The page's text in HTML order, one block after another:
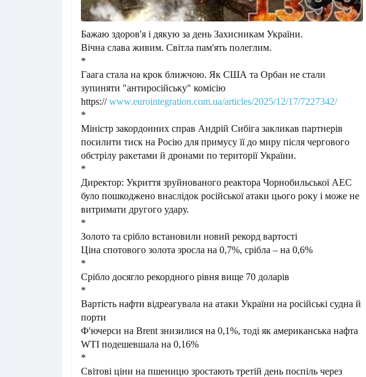
Бажаю здоров'я і дякую за день Захисникам України.
Вічна слава живим. Світла пам'ять полеглим.
*
Гаага стала на крок ближчою. Як США та Орбан не стали
зупиняти "антиросійську" комісію
https://www.eurointegration.com.ua/articles/2025/12/17/7227342/
*
Міністр закордонних справ Андрій Сибіга закликав партнерів
посилити тиск на Росію для примусу її до миру після чергового
обстрілу ракетами й дронами по території України.
*
Директор: Укриття зруйнованого реактора Чорнобильської АЕС
було пошкоджено внаслідок російської атаки цього року і може не
витримати другого удару.
*
Золото та срібло встановили новий рекорд вартості
Ціна спотового золота зросла на 0,7%, срібла – на 0,6%
*
Срібло досягло рекордного рівня вище 70 доларів
*
Вартість нафти відреагувала на атаки України на російські судна й
порти
Ф'ючерси на Brent знизилися на 0,1%, тоді як американська нафта
WTI подешевшала на 0,16%
*
Світові ціни на пшеницю зростають третій день поспіль через